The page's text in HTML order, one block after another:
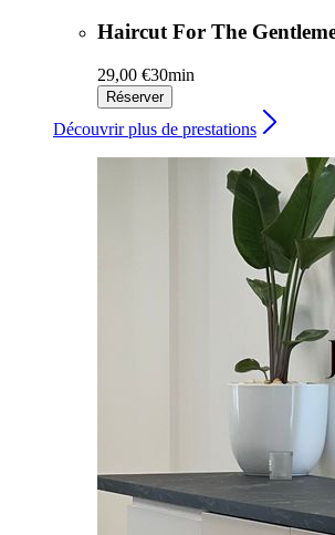
Haircut For The
29,00 €30min
Réserver
Découvrir plus de prestations